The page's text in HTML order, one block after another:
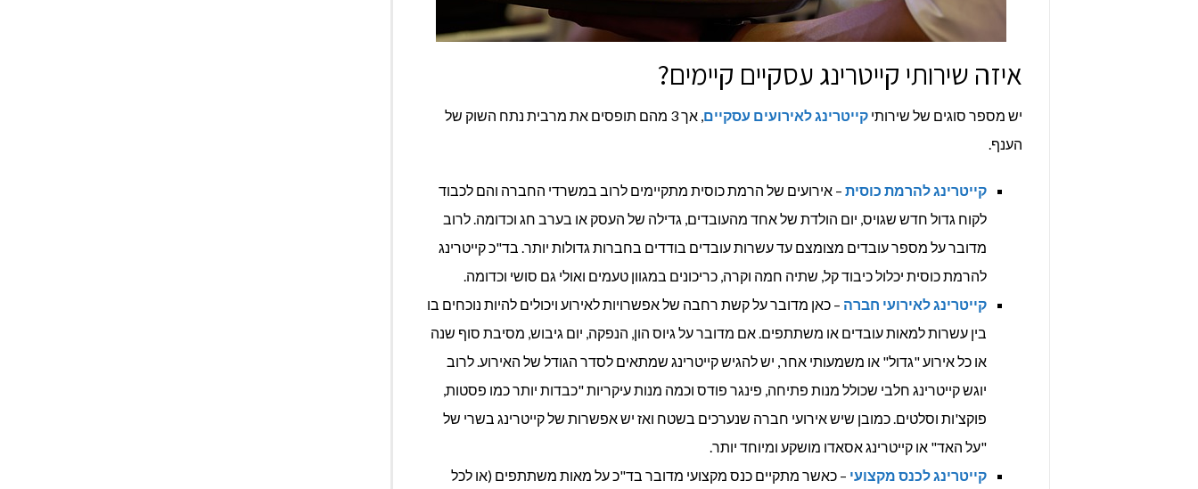
איזה שירותי קייטרינג עסקיים קיימים?
יש מספר סוגים של שירותיקייטרינג לאירועים עסקיים
, אך 3 מהם תופסים את מרבית נתח השוק של
הענף.
קייטרינג להרמת כוסית – אירועים של הרמת כוסית מתקיימים לרוב במשרדי החברה והם לכבוד
לקוח גדול חדש שגויס, יום הולדת של אחד מהעובדים, גדילה של העסק או בערב חג וכדומה. לרוב
מדובר על מספר עובדים מצומצם עד עשרות עובדים בודדים בחברות גדולות יותר. בד"כ קייטרינג
להרמת כוסית יכלול כיבוד קל, שתיה חמה וקרה, כריכונים במגוון טעמים ואולי גם סושי וכדומה.
קייטרינג לאירועי חברה – כאן מדובר על קשת רחבה של אפשרויות לאירוע ויכולים להיות נוכחים בו
בין עשרות למאות עובדים או משתתפים. אם מדובר על גיוס הון, הנפקה, יום גיבוש, מסיבת סוף שנה
או כל אירוע "גדול" או משמעותי אחר, יש להגיש קייטרינג שמתאים לסדר הגודל של האירוע. לרוב
יוגש קייטרינג חלבי שכולל מנות פתיחה, פינגר פודס וכמה מנות עיקריות "כבדות יותר כמו פסטות,
פוקצ'ות וסלטים. כמובן שיש אירועי חברה שנערכים בשטח ואז יש אפשרות של קייטרינג בשרי של
"על האד" או קייטרינג אסאדו מושקע ומיוחד יותר.
קייטרינג לכנס מקצועי – כאשר מתקיים כנס מקצועי מדובר בד"כ על מאות משתתפים (או לכל